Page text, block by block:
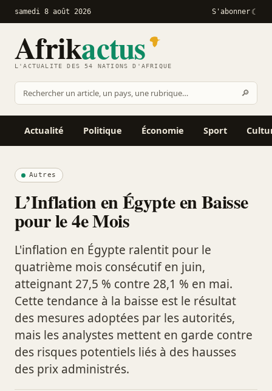
samedi 8 août 2026 S'abonner
Afrikactus
L'ACTUALITÉ DES 54 NATIONS D'AFRIQUE
Rechercher
sur
Afrikactus
🔎
Actualité Politique Économie Sport
Autres
L’Inflation en Égypte en Baisse
pour le 4e Mois
L'inflation en Égypte ralentit pour le
quatrième mois consécutif en juin,
atteignant 27,5 % contre 28,1 % en mai.
Cette tendance à la baisse est le résultat
des mesures adoptées par les autorités,
mais les analystes mettent en garde contre
des risques potentiels liés à des hausses
des prix administrés.